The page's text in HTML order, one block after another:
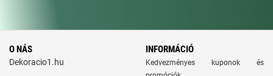
O NÁS
Dekoracio1.hu
INFORMÁCIÓ
Kedvezményes kuponok és